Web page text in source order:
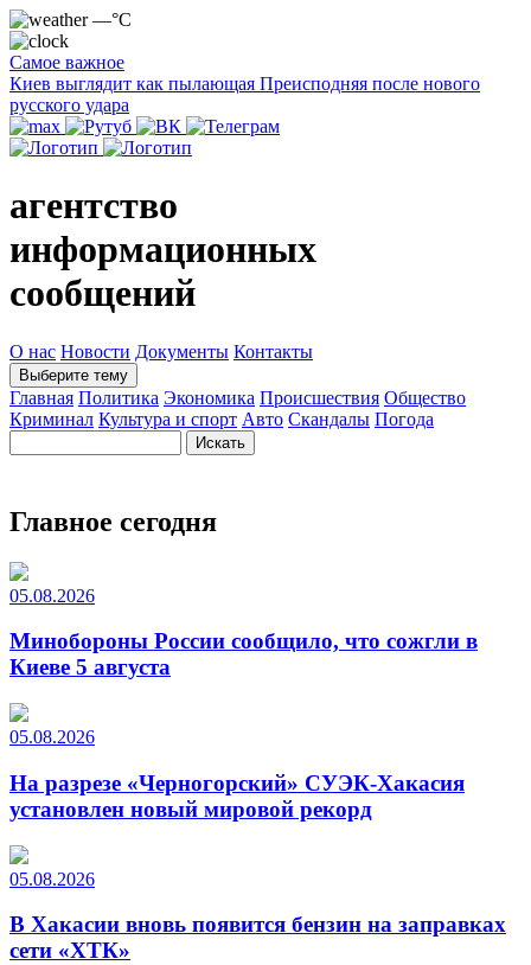
—°C
Самое важное
Киев выглядит как пылающая Преисподняя после нового
русского удара
агентство
информационных
сообщений
О нас Новости Документы Контакты
Выберите тему
Главная Политика Экономика Происшествия Общество
Криминал Культура и спорт Авто Скандалы Погода
Главное сегодня
05.08.2026
Минобороны России сообщило, что сожгли в
Киеве 5 августа
05.08.2026
На разрезе «Черногорский» СУЭК-Хакасия
установлен новый мировой рекорд
05.08.2026
В Хакасии вновь появится бензин на заправках
сети «ХТК»